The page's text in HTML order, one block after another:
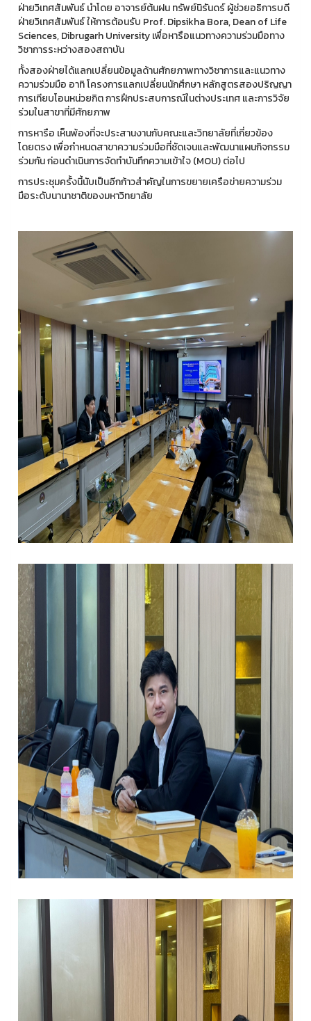
ฝ่ายวิเทศสัมพันธ์ นำโดย อาจารย์ต้นฝน ทรัพย์นิรันดร์ ผู้ช่วยอธิการบดี
ฝ่ายวิเทศสัมพันธ์ ให้การต้อนรับ Prof. Dipsikha Bora, Dean of Life
Sciences, Dibrugarh University เพื่อหารือแนวทางความร่วมมือทาง
วิชาการระหว่างสองสถาบัน
ทั้งสองฝ่ายได้แลกเปลี่ยนข้อมูลด้านศักยภาพทางวิชาการและแนวทาง
ความร่วมมือ อาทิ โครงการแลกเปลี่ยนนักศึกษา หลักสูตรสองปริญญา
การเทียบโอนหน่วยกิต การฝึกประสบการณ์ในต่างประเทศ และการวิจัย
ร่วมในสาขาที่มีศักยภาพ
การหารือ เห็นพ้องที่จะประสานงานกับคณะและวิทยาลัยที่เกี่ยวข้อง
โดยตรง เพื่อกำหนดสาขาความร่วมมือที่ชัดเจนและพัฒนาแผนกิจกรรม
ร่วมกัน ก่อนดำเนินการจัดทำบันทึกความเข้าใจ (MOU) ต่อไป
การประชุมครั้งนี้นับเป็นอีกก้าวสำคัญในการขยายเครือข่ายความร่วม
มือระดับนานาชาติของมหาวิทยาลัย